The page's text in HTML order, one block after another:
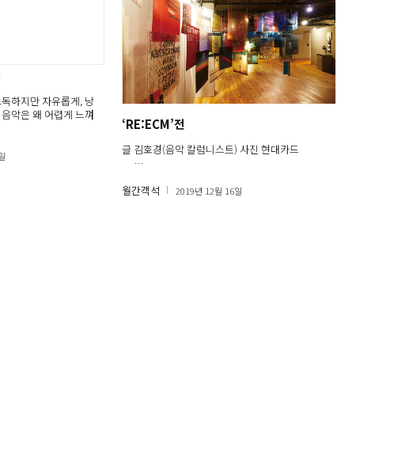
하지만 자유롭게, 낭
악은 왜 어렵게 느껴
‘RE:ECM’전
글 김호경(음악 칼럼니스트) 사진 현대카드
…
월간객석
2019년 12월 16일